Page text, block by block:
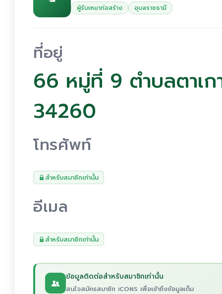
ผู้รับเหมาก่อสร้าง อุบลราชธานี
ที่อยู่
66 หมู่ที่ 9 ตำบลตาเก
34260
โทรศัพท์
สำหรับสมาชิกเท่านั้น
อีเมล
สำหรับสมาชิกเท่านั้น
ข้อมูลติดต่อสำหรับสมาชิกเท่านั้น
สนใจสมัครสมาชิก iCONS เพื่อเข้าถึงข้อมูลเต็ม